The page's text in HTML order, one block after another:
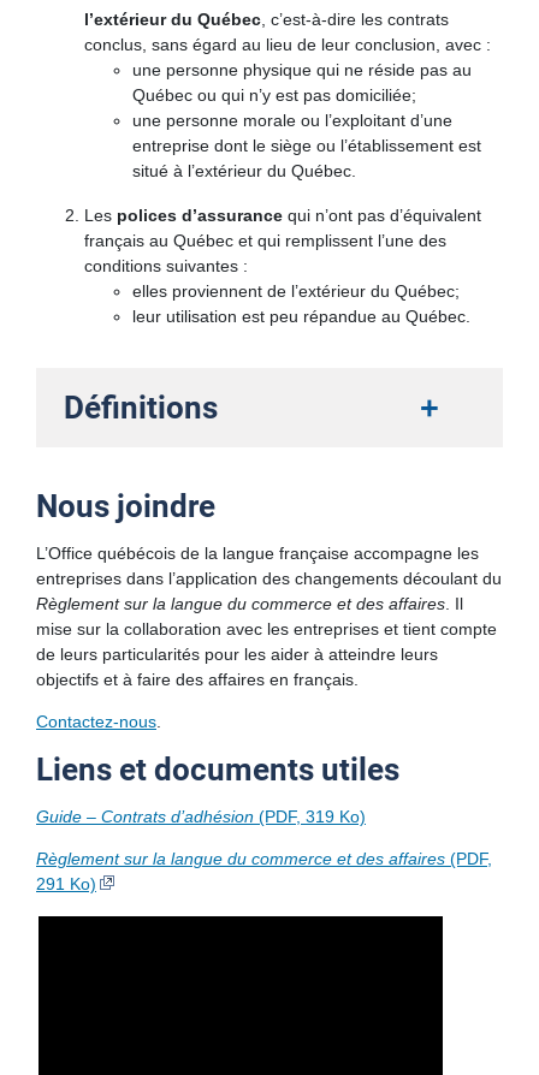
l’extérieur du Québec , c’est-à-dire les contrats
conclus, sans égard au lieu de leur conclusion, avec :
une personne physique qui ne réside pas au
Québec ou qui n’y est pas domiciliée;
une personne morale ou l’exploitant d’une
entreprise dont le siège ou l’établissement est
situé à l’extérieur du Québec.
Les polices d’assurance qui n’ont pas d’équivalent
français au Québec et qui remplissent l’une des
conditions suivantes :
elles proviennent de l’extérieur du Québec;
leur utilisation est peu répandue au Québec.
Définitions +
Nous joindre
L’Office québécois de la langue française accompagne les
entreprises dans l’application des changements découlant du
Règlement sur la langue du commerce et des affaires . Il
mise sur la collaboration avec les entreprises et tient compte
de leurs particularités pour les aider à atteindre leurs
objectifs et à faire des affaires en français.
Contactez-nous
Liens et documents utiles
Guide – Contrats d’adhésion (PDF, 319 Ko)
Règlement sur la langue du commerce et des affaires (PDF,
291 Ko)